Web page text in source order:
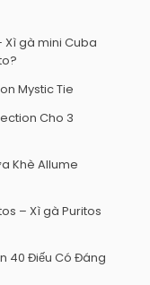
Xì gà mini Cuba
Mystic Tie
Cho 3
Khè Allume
– Xì gà Puritos
40 Điếu Có Đáng